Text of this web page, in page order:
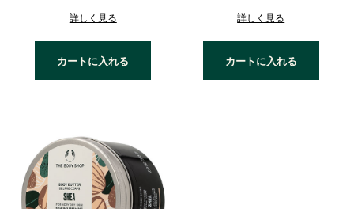
詳しく見る
カートに入れる
詳しく見る
カートに入れる